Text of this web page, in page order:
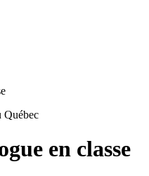
Québec
en classe